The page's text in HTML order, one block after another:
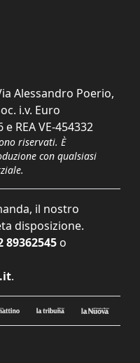
Alessandro Poerio,
i.v. Euro
e REA VE-454332
riservati. È
con qualsiasi
il nostro
disposizione.
89362545 o
.